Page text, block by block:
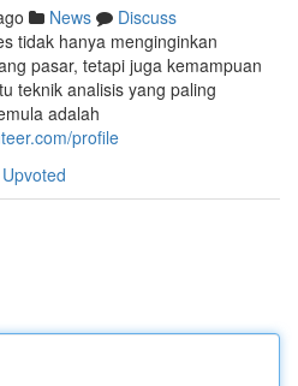
News
Discuss
tidak hanya menginginkan
pasar, tetapi juga kemampuan
teknik analisis yang paling
adalah
profile